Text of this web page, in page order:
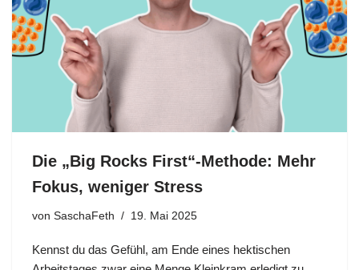
Die „Big Rocks First“-Methode: Mehr
Fokus, weniger Stress
von SaschaFeth 19. Mai 2025
Kennst du das Gefühl, am Ende eines hektischen